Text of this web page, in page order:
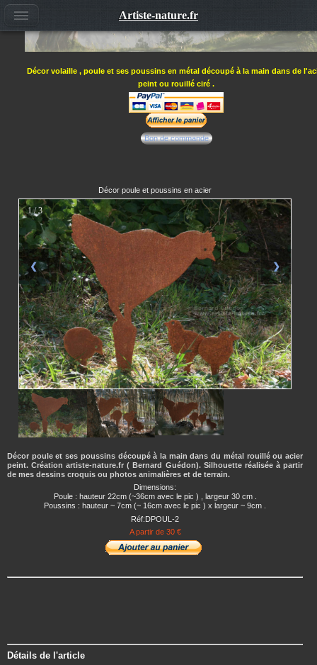
Décor volaille , poule et ses poussins en métal découpé à la main dans de
peint ou rouillé ciré .
Bon de commande
Décor poule et poussins en acier
1 / 3
❮ ❯
Décor poule et ses poussins découpé à la main dans du métal rouillé ou acier
peint. Création artiste-nature.fr ( Bernard Guédon). Silhouette réalisée à partir
de mes dessins croquis ou photos animalières et de terrain.
Dimensions:
Poule : hauteur 22cm (~36cm avec le pic ) , largeur 30 cm .
Poussins : hauteur ~ 7cm (~ 16cm avec le pic ) x largeur ~ 9cm .
Réf:DPOUL-2
A partir de 30 €
Détails de l'article
Artiste-nature.fr